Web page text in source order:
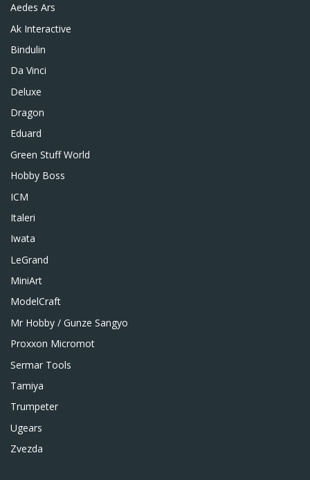
Aedes Ars
Ak Interactive
Bindulin
Da Vinci
Deluxe
Dragon
Eduard
Green Stuff World
Hobby Boss
ICM
Italeri
Iwata
LeGrand
MiniArt
ModelCraft
Mr Hobby / Gunze Sangyo
Proxxon Micromot
Sermar Tools
Tamiya
Trumpeter
Ugears
Zvezda